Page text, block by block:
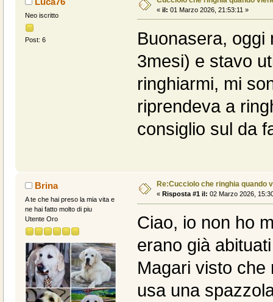
Neo iscritto
Post: 6
« il: 01 Marzo 2026, 21:53:11 »
Buonasera, oggi
3mesi) e stavo
ringhiarmi, mi
riprendeva a
consiglio sul da
Brina
A te che hai preso la mia vita e
ne hai fatto molto di piu
Utente Oro
Re:Cucciolo che ringhia quando
« Risposta #1 il: 02 Marzo 2026,
Ciao, io non ho
erano già
Magari visto che
usa una